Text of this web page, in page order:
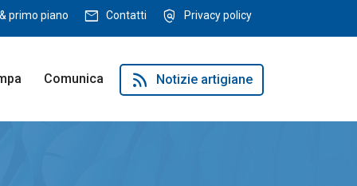
primo piano mail Contatti policy Privacy policy
Comunica rss_feed Notizie artigiane